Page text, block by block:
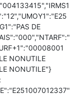
DE
NONUTILE
NONUTILE"}